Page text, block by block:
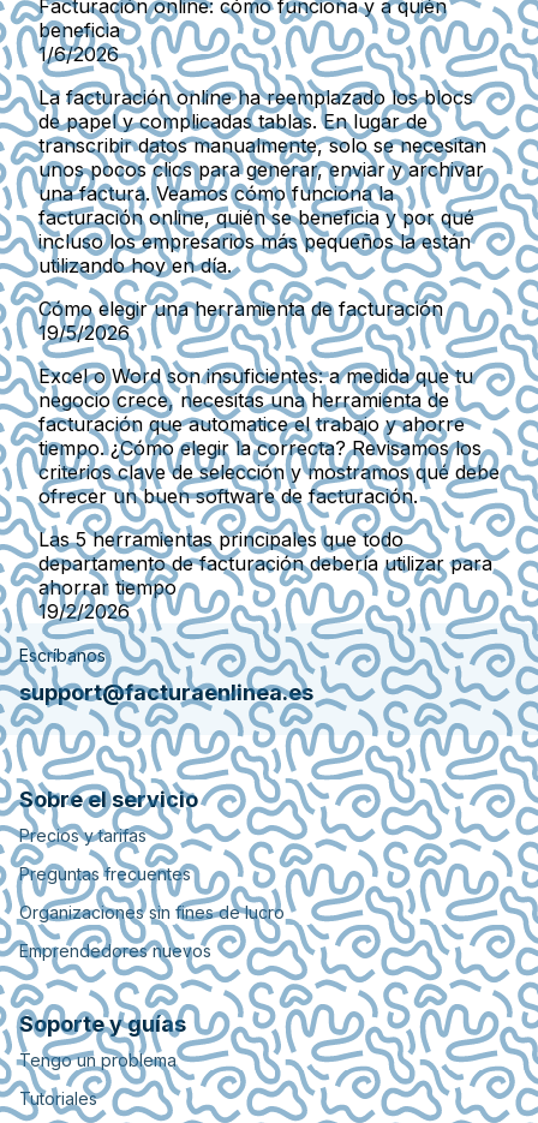
Facturación online: cómo funciona y a quién
beneficia
1/6/2026
La facturación online ha reemplazado los blocs
de papel y complicadas tablas. En lugar de
transcribir datos manualmente, solo se necesitan
unos pocos clics para generar, enviar y archivar
una factura. Veamos cómo funciona la
facturación online, quién se beneficia y por qué
incluso los empresarios más pequeños la están
utilizando hoy en día.
Cómo elegir una herramienta de facturación
19/5/2026
Excel o Word son insuficientes: a medida que tu
negocio crece, necesitas una herramienta de
facturación que automatice el trabajo y ahorre
tiempo. ¿Cómo elegir la correcta? Revisamos los
criterios clave de selección y mostramos qué debe
ofrecer un buen software de facturación.
Las 5 herramientas principales que todo
departamento de facturación debería utilizar para
ahorrar tiempo
19/2/2026
Escríbanos
support@facturaenlinea.es
Sobre el servicio
Precios y tarifas
Preguntas frecuentes
Organizaciones sin fines de lucro
Emprendedores nuevos
Soporte y guías
Tengo un problema
Tutoriales